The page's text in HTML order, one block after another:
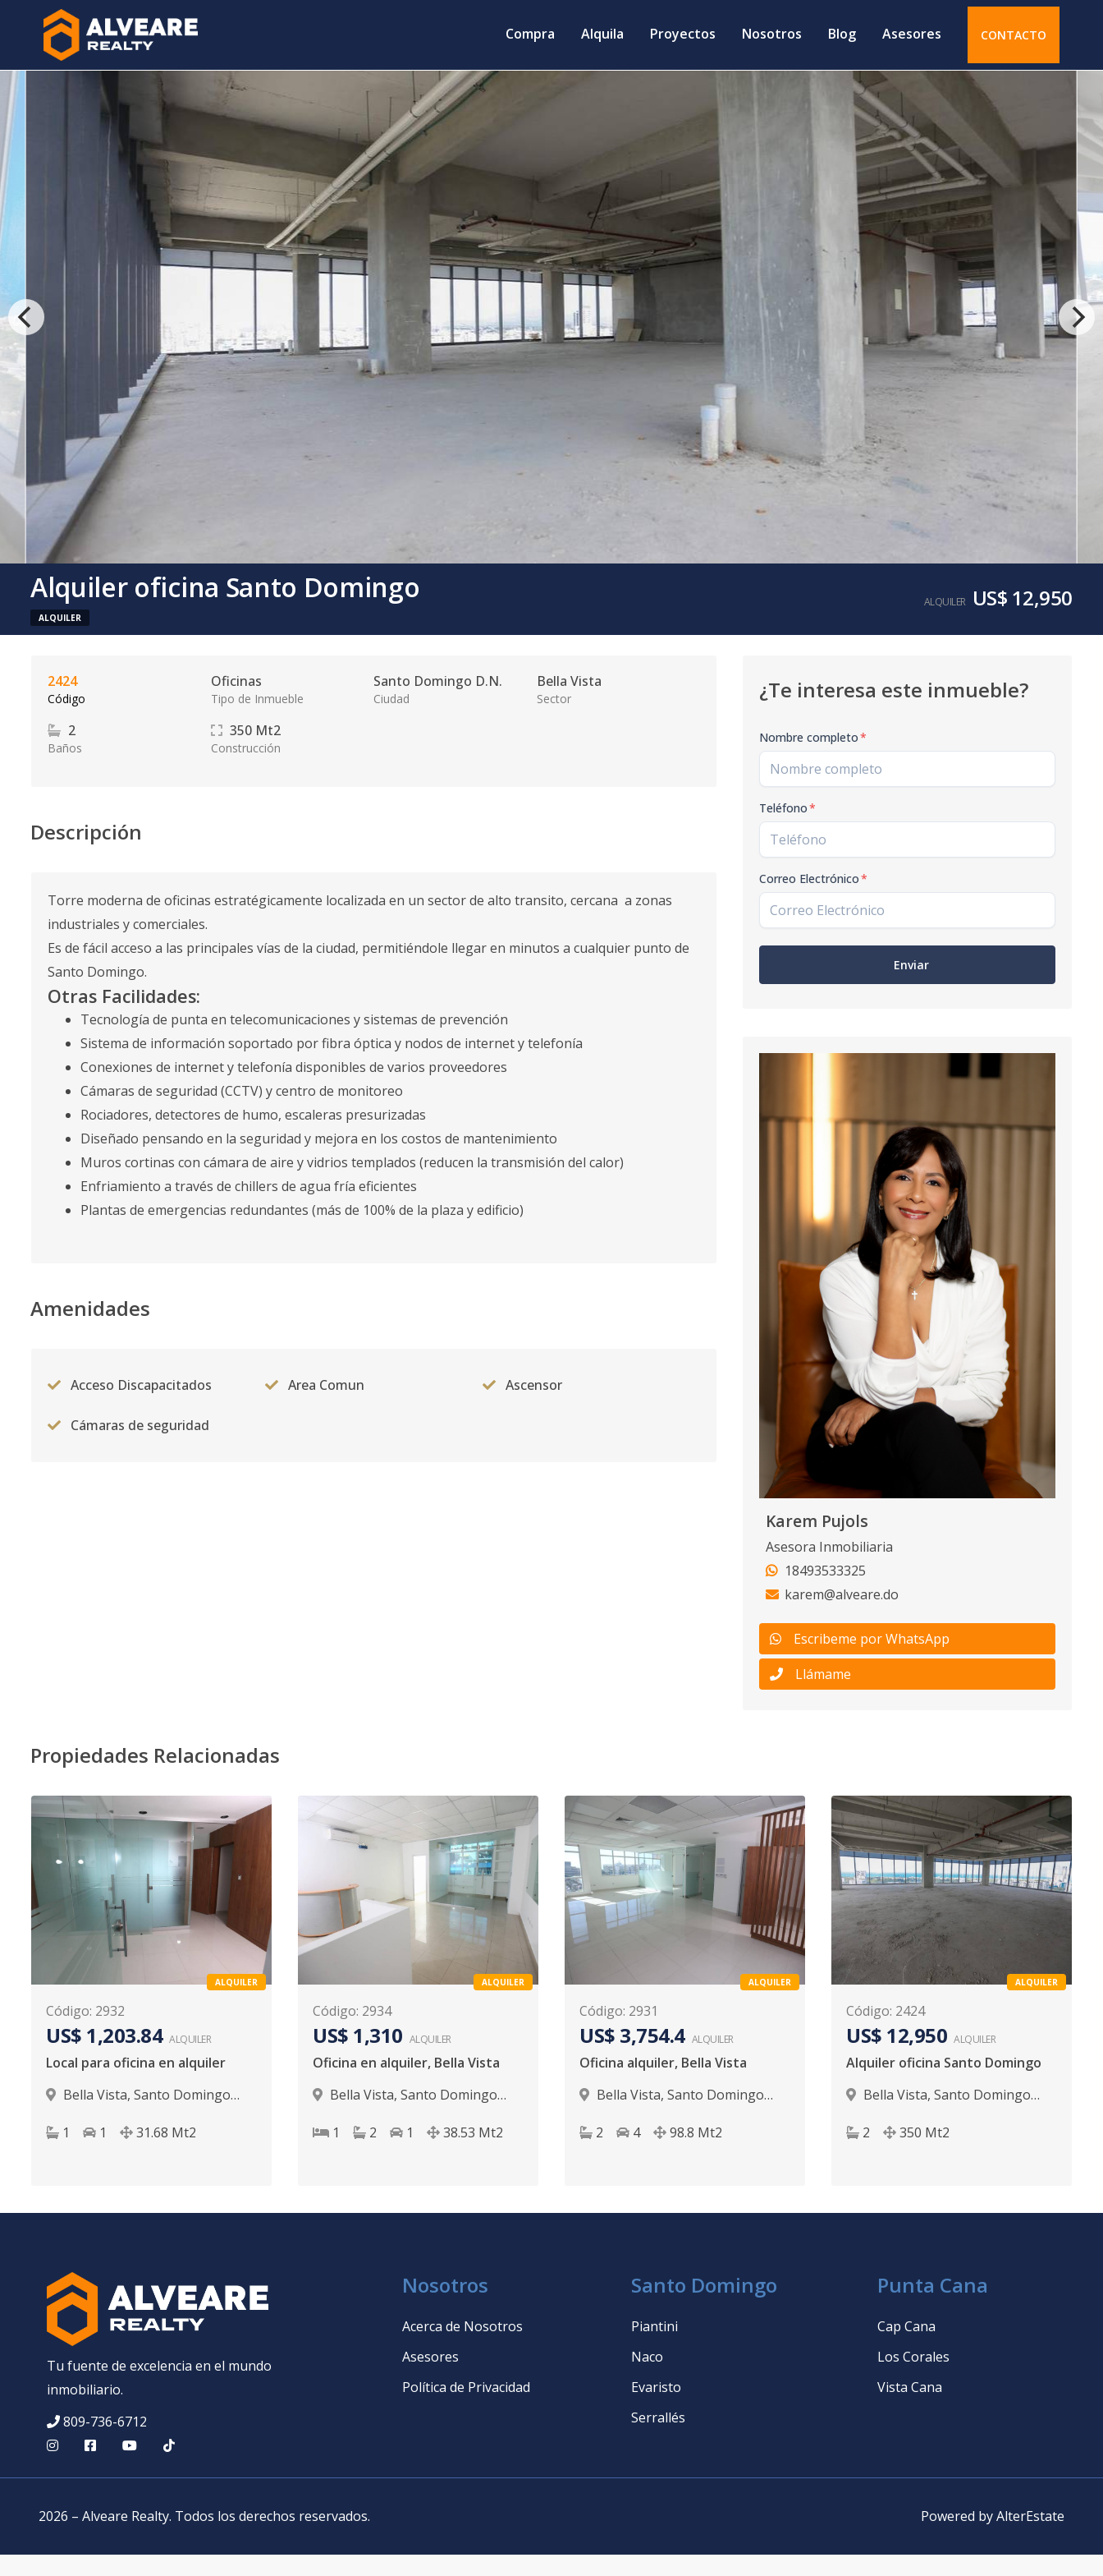
Compra Alquila Proyectos Nosotros Blog Asesores CONTACTO
Alquiler oficina Santo Domingo
ALQUILER
ALQUILER US$ 12,950
2424
Código
Oficinas
Tipo de Inmueble
Santo Domingo D.N.
Ciudad
Bella Vista
Sector
2
Baños
350 Mt2
Construcción
Descripción
Torre moderna de oficinas estratégicamente localizada en un sector de alto transito, cercana a zonas
industriales y comerciales.
Es de fácil acceso a las principales vías de la ciudad, permitiéndole llegar en minutos a cualquier punto de
Santo Domingo.
Otras Facilidades:
Tecnología de punta en telecomunicaciones y sistemas de prevención
Sistema de información soportado por fibra óptica y nodos de internet y telefonía
Conexiones de internet y telefonía disponibles de varios proveedores
Cámaras de seguridad (CCTV) y centro de monitoreo
Rociadores, detectores de humo, escaleras presurizadas
Diseñado pensando en la seguridad y mejora en los costos de mantenimiento
Muros cortinas con cámara de aire y vidrios templados (reducen la transmisión del calor)
Enfriamiento a través de chillers de agua fría eficientes
Plantas de emergencias redundantes (más de 100% de la plaza y edificio)
Amenidades
Acceso Discapacitados Area Comun Ascensor
Cámaras de seguridad
¿Te interesa este inmueble?
Nombre completo*
Teléfono*
Correo Electrónico*
Enviar
Karem Pujols
Asesora Inmobiliaria
18493533325
karem@alveare.do
Escribeme por WhatsApp
Llámame
Propiedades Relacionadas
ALQUILER
Código: 2932
US$ 1,203.84 ALQUILER
Local para oficina en alquiler
Bella Vista, Santo Domingo
1
1 31.68 Mt2
ALQUILER
Código: 2934
US$ 1,310 ALQUILER
Oficina en alquiler, Bella Vista
Bella Vista, Santo Domingo
1
2 1 38.53 Mt2
ALQUILER
Código: 2931
US$ 3,754.4 ALQUILER
Oficina alquiler, Bella Vista
Bella Vista, Santo Domingo
2
4 98.8 Mt2
ALQUILER
Código: 2424
US$ 12,950 ALQUILER
Alquiler oficina Santo Domingo
Bella Vista, Santo Domingo
2
350 Mt2
Tu fuente de excelencia en el mundo
inmobiliario.
809-736-6712
Nosotros
Acerca de Nosotros
Asesores
Política de Privacidad
Santo Domingo
Piantini
Naco
Evaristo
Serrallés
Punta Cana
Cap Cana
Los Corales
Vista Cana
2026 – Alveare Realty. Todos los derechos reservados. Powered byAlterEstate